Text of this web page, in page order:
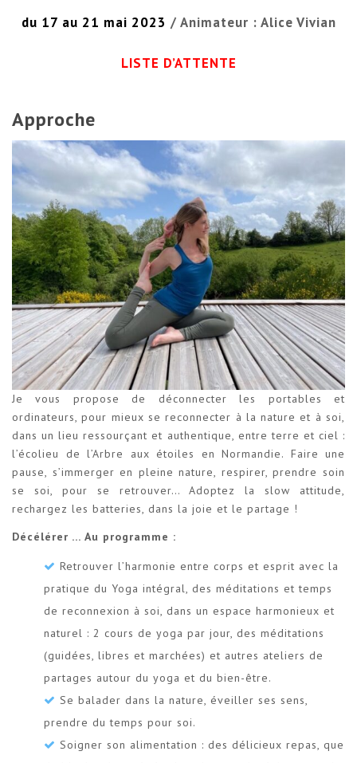
du 17 au 21 mai 2023 / Animateur : Alice Vivian
LISTE D’ATTENTE
Approche
Je vous propose de déconnecter les portables et
ordinateurs, pour mieux se reconnecter à la nature et à soi,
dans un lieu ressourçant et authentique, entre terre et ciel :
l’écolieu de l’Arbre aux étoiles en Normandie. Faire une
pause, s’immerger en pleine nature, respirer, prendre soin
se soi, pour se retrouver… Adoptez la slow attitude,
rechargez les batteries, dans la joie et le partage !
Décélérer … Au programme :
Retrouver l’harmonie entre corps et esprit avec la
pratique du Yoga intégral, des méditations et temps
de reconnexion à soi, dans un espace harmonieux et
naturel : 2 cours de yoga par jour, des méditations
(guidées, libres et marchées) et autres ateliers de
partages autour du yoga et du bien-être.
Se balader dans la nature, éveiller ses sens,
prendre du temps pour soi.
Soigner son alimentation : des délicieux repas, que